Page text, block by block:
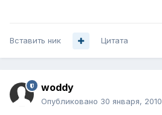
Вставить ник Цитата
woddy
Опубликовано 30 января, 2010